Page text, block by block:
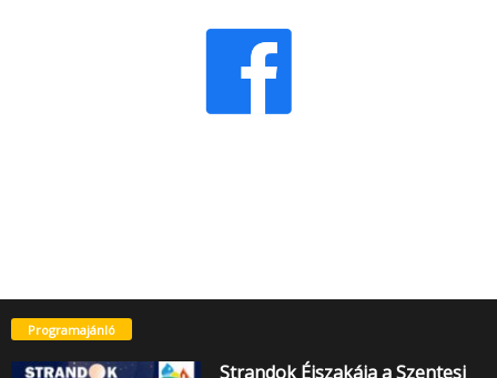
Programajánló
Strandok Éjszakája a Szentesi